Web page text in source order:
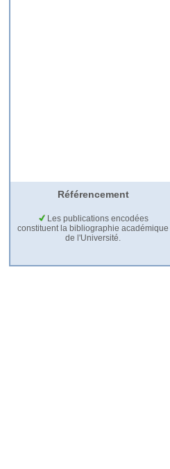
Référencement
Les publications encodées
constituent la bibliographie académique
de l'Université.